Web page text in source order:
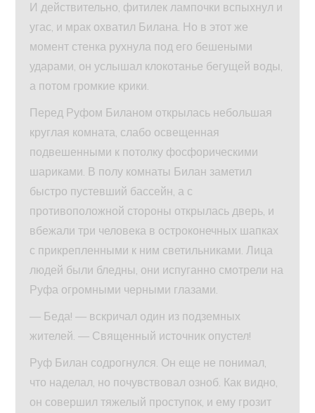
И действительно, фитилек лампочки вспыхнул и
угас, и мрак охватил Билана. Но в этот же
момент стенка рухнула под его бешеными
ударами, он услышал клокотанье бегущей воды,
а потом громкие крики.
Перед Руфом Биланом открылась небольшая
круглая комната, слабо освещенная
подвешенными к потолку фосфорическими
шариками. В полу комнаты Билан заметил
быстро пустевший бассейн, а с
противоположной стороны открылась дверь, и
вбежали три человека в остроконечных шапках
с прикрепленными к ним светильниками. Лица
людей были бледны, они испуганно смотрели на
Руфа огромными черными глазами.
— Беда! — вскричал один из подземных
жителей. — Священный источник опустел!
Руф Билан содрогнулся. Он еще не понимал,
что наделал, но почувствовал озноб. Как видно,
он совершил тяжелый проступок, и ему грозит